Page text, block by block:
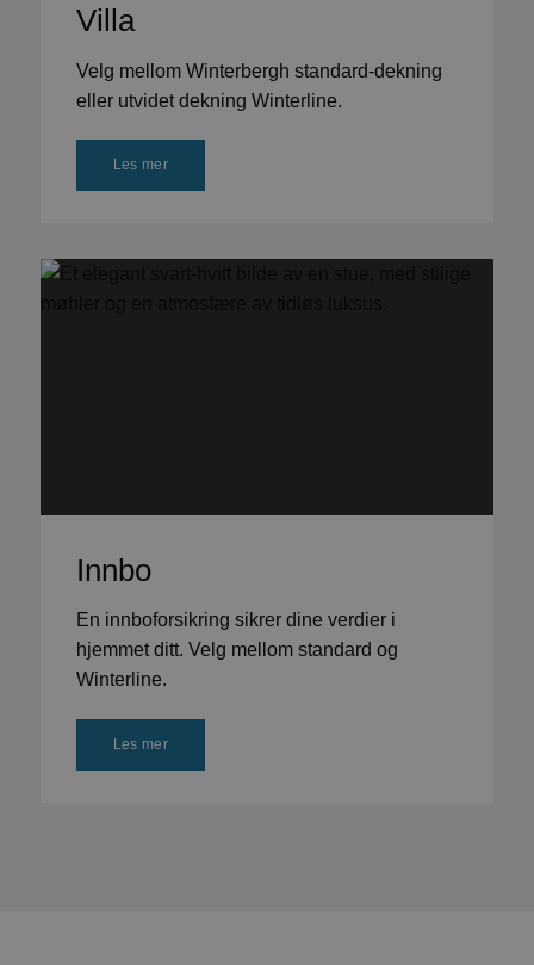
Villa
Velg mellom Winterbergh standard-dekning
eller utvidet dekning Winterline.
Les mer
Innbo
En innboforsikring sikrer dine verdier i
hjemmet ditt. Velg mellom standard og
Winterline.
Les mer